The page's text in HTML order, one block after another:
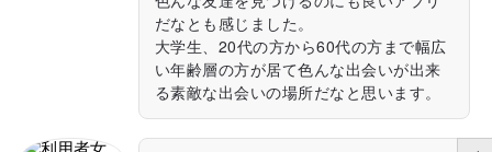
だなとも感じました。
大学生、20代の方から60代の方まで幅広
い年齢層の方が居て色んな出会いが出来
る素敵な出会いの場所だなと思います。